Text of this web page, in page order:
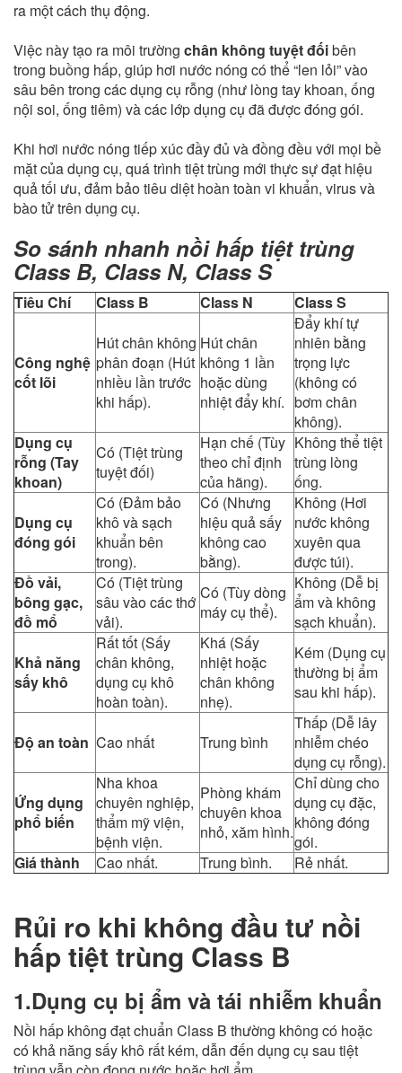
ra một cách thụ động.
Việc này tạo ra môi trường chân không tuyệt đốibên
trong buồng hấp, giúp hơi nước nóng có thể “len lỏi” vào
sâu bên trong các dụng cụ rỗng (như lòng tay khoan, ống
nội soi, ống tiêm) và các lớp dụng cụ đã được đóng gói.
Khi hơi nước nóng tiếp xúc đầy đủ và đồng đều với mọi bề
mặt của dụng cụ, quá trình tiệt trùng mới thực sự đạt hiệu
quả tối ưu, đảm bảo tiêu diệt hoàn toàn vi khuẩn, virus và
bào tử trên dụng cụ.
So sánh nhanh nồi hấp tiệt trùng
Class B, Class N, Class S
Tiêu Chí Class B Class N Class S
Công nghệ
cốt lõi
Hút chân không
phân đoạn (Hút
nhiều lần trước
khi hấp).
Hút chân
không 1 lần
hoặc dùng
nhiệt đẩy khí.
Đẩy khí tự
nhiên bằng
trọng lực
(không có
bơm chân
không).
Dụng cụ
rỗng (Tay
khoan)
Có (Tiệt trùng
tuyệt đối)
Hạn chế (Tùy
theo chỉ định
của hãng).
Không thể tiệt
trùng lòng
ống.
Dụng cụ
đóng gói
Có (Đảm bảo
khô và sạch
khuẩn bên
trong).
Có (Nhưng
hiệu quả sấy
không cao
bằng).
Không (Hơi
nước không
xuyên qua
được túi).
Đồ vải,
bông gạc,
đồ mổ
Có (Tiệt trùng
sâu vào các thớ
vải).
Có (Tùy dòng
máy cụ thể).
Không (Dễ bị
ẩm và không
sạch khuẩn).
Khả năng
sấy khô
Rất tốt (Sấy
chân không,
dụng cụ khô
hoàn toàn).
Khá (Sấy
nhiệt hoặc
chân không
nhẹ).
Kém (Dụng cụ
thường bị ẩm
sau khi hấp).
Độ an toàn Cao nhất Trung bình
Thấp (Dễ lây
nhiễm chéo
dụng cụ rỗng).
Ứng dụng
phổ biến
Nha khoa
chuyên nghiệp,
thẩm mỹ viện,
bệnh viện.
Phòng khám
chuyên khoa
nhỏ, xăm hình.
Chỉ dùng cho
dụng cụ đặc,
không đóng
gói.
Giá thành
Cao nhất. Trung bình. Rẻ nhất.
Rủi ro khi không đầu tư nồi
hấp tiệt trùng Class B
1.Dụng cụ bị ẩm và tái nhiễm khuẩn
Nồi hấp không đạt chuẩn Class B thường không có hoặc
có khả năng sấy khô rất kém, dẫn đến dụng cụ sau tiệt